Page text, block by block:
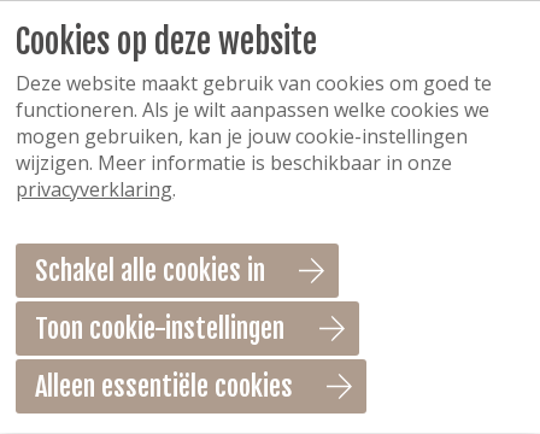
Cookies op deze website
Deze website maakt gebruik van cookies om goed te
functioneren. Als je wilt aanpassen welke cookies we
mogen gebruiken, kan je jouw cookie-instellingen
wijzigen. Meer informatie is beschikbaar in onze
privacyverklaring.
Schakel alle cookies in
Toon cookie-instellingen
Alleen essentiële cookies